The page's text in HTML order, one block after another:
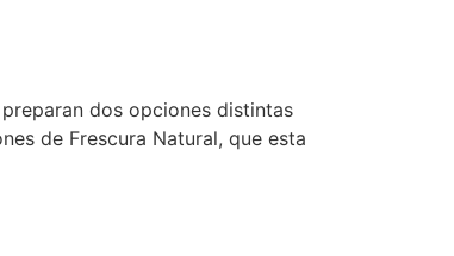
dos opciones distintas
de Frescura Natural, que esta